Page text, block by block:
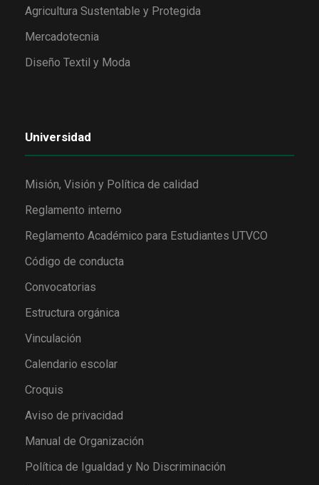
Agricultura Sustentable y Protegida
Mercadotecnia
Diseño Textil y Moda
Universidad
Misión, Visión y Política de calidad
Reglamento interno
Reglamento Académico para Estudiantes UTVCO
Código de conducta
Convocatorias
Estructura orgánica
Vinculación
Calendario escolar
Croquis
Aviso de privacidad
Manual de Organización
Política de Igualdad y No Discriminación